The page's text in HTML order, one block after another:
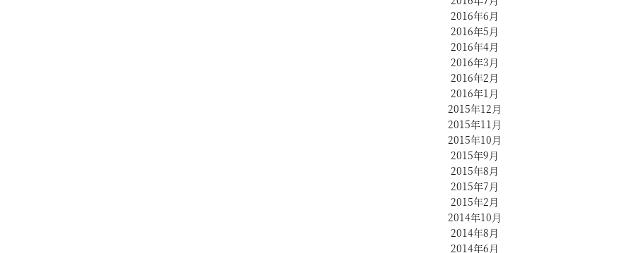
2016年6月
2016年5月
2016年4月
2016年3月
2016年2月
2016年1月
2015年12月
2015年11月
2015年10月
2015年9月
2015年8月
2015年7月
2015年2月
2014年10月
2014年8月
2014年6月